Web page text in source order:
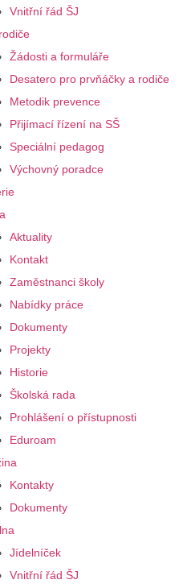
Vnitřní řád ŠJ
Žádosti a formuláře
Desatero pro prvňáčky a rodiče
Metodik prevence
Přijímací řízení na SŠ
Speciální pedagog
Výchovný poradce
Aktuality
Kontakt
Zaměstnanci školy
Nabídky práce
Dokumenty
Projekty
Historie
Školská rada
Prohlášení o přístupnosti
Eduroam
Kontakty
Dokumenty
Jídelníček
Vnitřní řád ŠJ